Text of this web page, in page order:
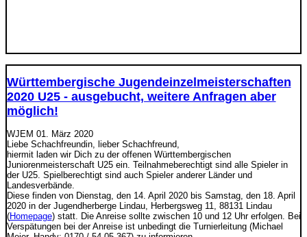
Württembergische Jugendeinzelmeisterschaften
2020 U25 - ausgebucht, weitere Anfragen aber
möglich!
WJEM 01. März 2020
Liebe Schachfreundin, lieber Schachfreund,
hiermit laden wir Dich zu der offenen Württembergischen
Juniorenmeisterschaft U25 ein. Teilnahmeberechtigt sind alle Spieler in
der U25. Spielberechtigt sind auch Spieler anderer Länder und
Landesverbände.
Diese finden von Dienstag, den 14. April 2020 bis Samstag, den 18. April
2020 in der Jugendherberge Lindau, Herbergsweg 11, 88131 Lindau
(Homepage) statt. Die Anreise sollte zwischen 10 und 12 Uhr erfolgen. Bei
Verspätungen bei der Anreise ist unbedingt die Turnierleitung (Michael